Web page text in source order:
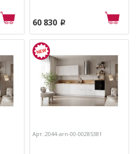
60 830 p
Арт.:2044-arn-00-00285381